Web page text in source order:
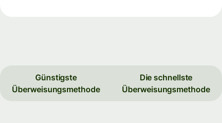
Günstigste
Überweisungsmethode
Die schnellste
Überweisungsmethode